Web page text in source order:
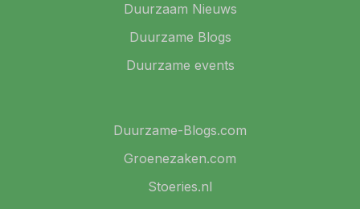
Duurzaam Nieuws
Duurzame Blogs
Duurzame events
Duurzame-Blogs.com
Groenezaken.com
Stoeries.nl